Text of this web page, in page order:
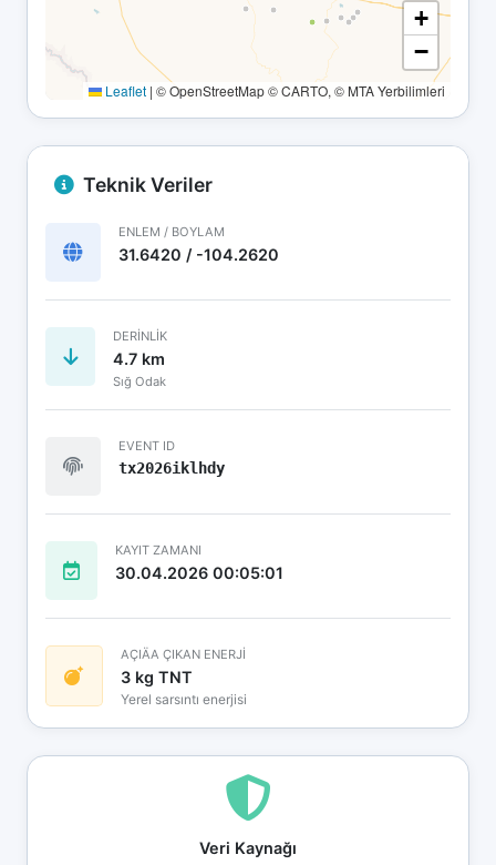
+
−
Leaflet | © OpenStreetMap © CARTO, © MTA Yerbilimleri
Teknik Veriler
ENLEM / BOYLAM
31.6420 / -104.2620
DERINLIK
4.7 km
Sığ Odak
EVENT ID
tx2026iklhdy
KAYIT ZAMANI
30.04.2026 00:05:01
AÇIÄA ÇIKAN ENERJİ
3 kg TNT
Yerel sarsıntı enerjisi
Veri Kaynağı